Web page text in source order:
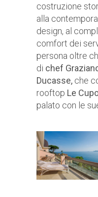
costruzione
alla
design, al
comfort dei
persona oltre
di chef
Ducasse, che
rooftop Le
palato con le